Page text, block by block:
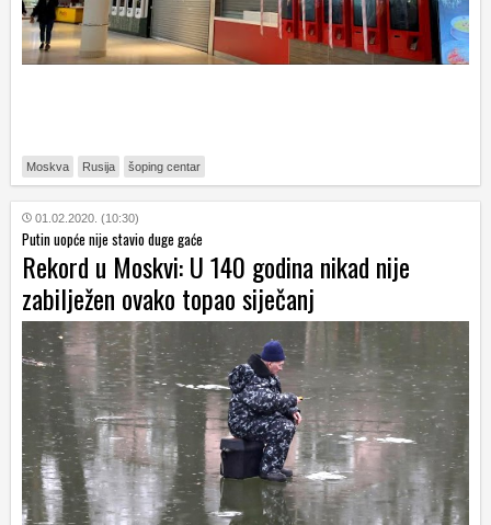
Moskva Rusija šoping centar
01.02.2020. (10:30)
Putin uopće nije stavio duge gaće
Rekord u Moskvi: U 140 godina nikad nije
zabilježen ovako topao siječanj